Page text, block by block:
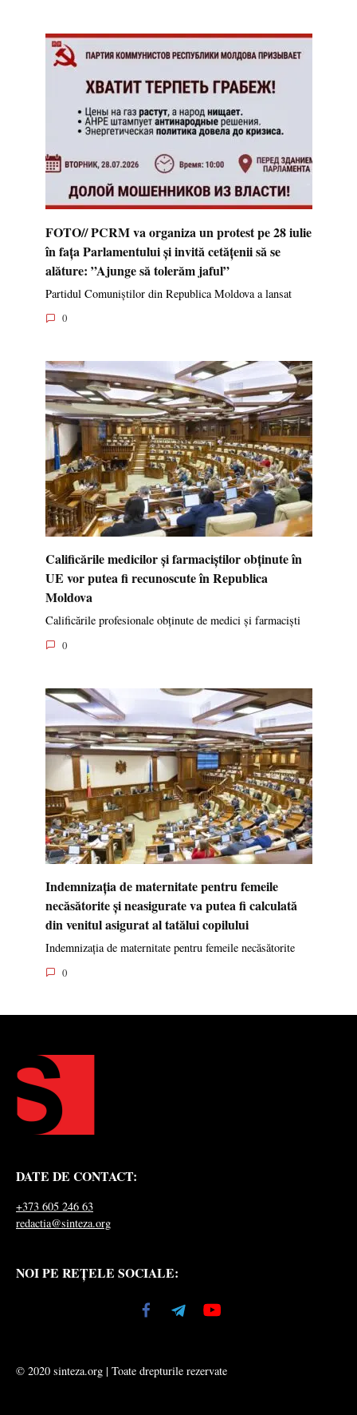
FOTO// PCRM va organiza un protest pe 28 iulie
în fața Parlamentului și invită cetățenii să se
alăture: ”Ajunge să tolerăm jaful”
Partidul Comuniștilor din Republica Moldova a lansat
0
Calificările medicilor și farmaciștilor obținute în
UE vor putea fi recunoscute în Republica
Moldova
Calificările profesionale obținute de medici și farmaciști
0
Indemnizația de maternitate pentru femeile
necăsătorite și neasigurate va putea fi calculată
din venitul asigurat al tatălui copilului
Indemnizația de maternitate pentru femeile necăsătorite
0
DATE DE CONTACT:
+373 605 246 63
redactia@sinteza.org
NOI PE REȚELE SOCIALE:
© 2020 sinteza.org | Toate drepturile rezervate